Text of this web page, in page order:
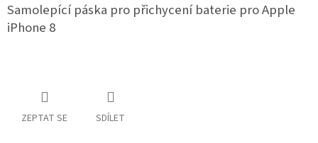
Samolepící páska pro přichycení baterie pro Apple
iPhone 8
ZEPTAT SE SDÍLET